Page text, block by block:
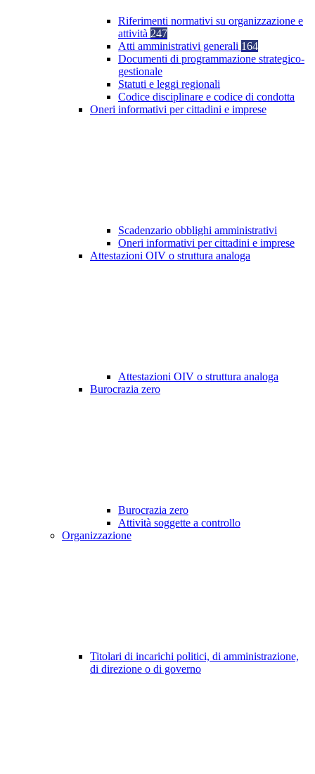
Riferimenti normativi su organizzazione e
attività 247
Atti amministrativi generali 164
Documenti di programmazione strategico-
gestionale
Statuti e leggi regionali
Codice disciplinare e codice di condotta
Oneri informativi per cittadini e imprese
Scadenzario obblighi amministrativi
Oneri informativi per cittadini e imprese
Attestazioni OIV o struttura analoga
Attestazioni OIV o struttura analoga
Burocrazia zero
Burocrazia zero
Attività soggette a controllo
Organizzazione
Titolari di incarichi politici, di amministrazione,
di direzione o di governo